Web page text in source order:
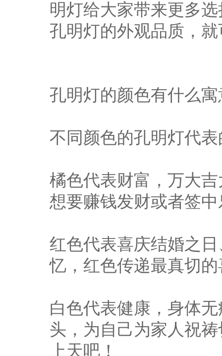
明灯给大家带来更多
孔明灯的外观品质，
孔明灯的颜色有什么
不同颜色的孔明灯代
橘色代表财富，万大
想要赚钱发财或者签
红色代表喜庆结婚之
忆，红色传递最真切
白色代表健康，身体
头，为自己为家人祝
上天吧！